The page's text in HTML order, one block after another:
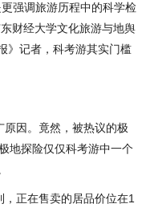
强调旅游历程中的科学检
财经大学文化旅游与地舆
》记者，科考游其实门槛
原因。竟然，被热议的极
地探险仅仅科考游中一个
，正在售卖的居品价位在1